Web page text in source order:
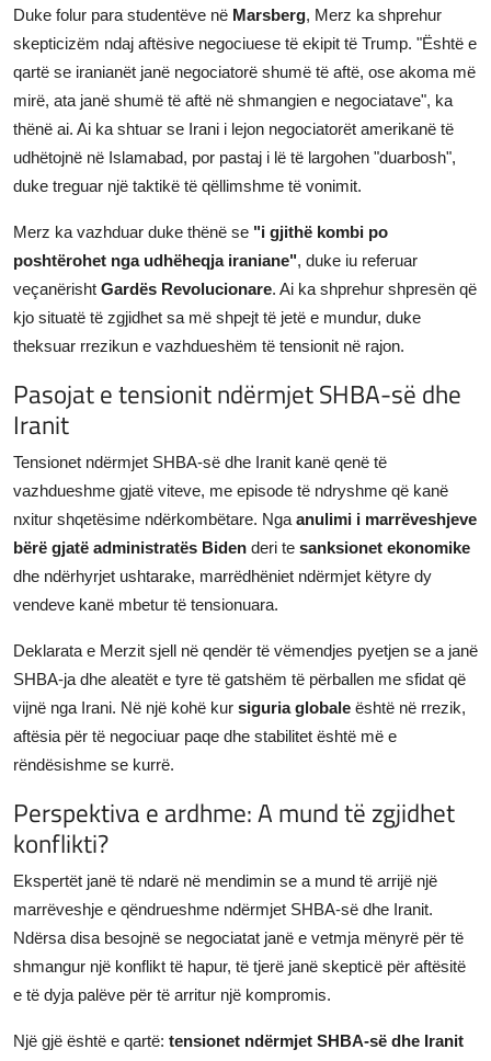
Duke folur para studentëve në Marsberg, Merz ka shprehur
skepticizëm ndaj aftësive negociuese të ekipit të Trump. "Është e
qartë se iranianët janë negociatorë shumë të aftë, ose akoma më
mirë, ata janë shumë të aftë në shmangien e negociatave", ka
thënë ai. Ai ka shtuar se Irani i lejon negociatorët amerikanë të
udhëtojnë në Islamabad, por pastaj i lë të largohen "duarbosh",
duke treguar një taktikë të qëllimshme të vonimit.
Merz ka vazhduar duke thënë se "i gjithë kombi po
poshtërohet nga udhëheqja iraniane", duke iu referuar
veçanërisht Gardës Revolucionare. Ai ka shprehur shpresën që
kjo situatë të zgjidhet sa më shpejt të jetë e mundur, duke
theksuar rrezikun e vazhdueshëm të tensionit në rajon.
Pasojat e tensionit ndërmjet SHBA-së dhe
Iranit
Tensionet ndërmjet SHBA-së dhe Iranit kanë qenë të
vazhdueshme gjatë viteve, me episode të ndryshme që kanë
nxitur shqetësime ndërkombëtare. Nga anulimi i marrëveshjeve
bërë gjatë administratës Biden deri te sanksionet ekonomike
dhe ndërhyrjet ushtarake, marrëdhëniet ndërmjet këtyre dy
vendeve kanë mbetur të tensionuara.
Deklarata e Merzit sjell në qendër të vëmendjes pyetjen se a janë
SHBA-ja dhe aleatët e tyre të gatshëm të përballen me sfidat që
vijnë nga Irani. Në një kohë kur siguria globale është në rrezik,
aftësia për të negociuar paqe dhe stabilitet është më e
rëndësishme se kurrë.
Perspektiva e ardhme: A mund të zgjidhet
konflikti?
Ekspertët janë të ndarë në mendimin se a mund të arrijë një
marrëveshje e qëndrueshme ndërmjet SHBA-së dhe Iranit.
Ndërsa disa besojnë se negociatat janë e vetmja mënyrë për të
shmangur një konflikt të hapur, të tjerë janë skepticë për aftësitë
e të dyja palëve për të arritur një kompromis.
Një gjë është e qartë: tensionet ndërmjet SHBA-së dhe Iranit